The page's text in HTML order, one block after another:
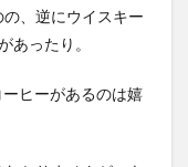
、逆にウイスキー
あったり。
ヒーがあるのは嬉